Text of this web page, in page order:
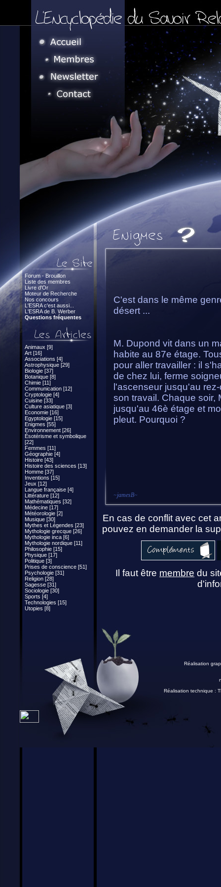
Forum - Brouillon
Liste des membres
Livre d'Or
Moteur de Recherche
Nos concours
L'ESRA c'est aussi...
L'ESRA de B. Werber
Questions fréquentes
Animaux [9]
Art [16]
Associations [4]
Astrophysique [29]
Biologie [37]
Botanique [8]
Chimie [11]
Communication [12]
Cryptologie [4]
Cuisine [33]
Culture asiatique [3]
Economie [16]
Egyptologie [15]
Enigmes [55]
Environnement [26]
Ésotérisme et symbolique
[22]
Femmes [11]
Géographie [4]
Histoire [43]
Histoire des sciences [13]
Homme [37]
Inventions [15]
Jeux [12]
Langue française [4]
Littérature [12]
Mathématiques [32]
Médecine [17]
Météorologie [2]
Musique [30]
Mythes et Légendes [23]
Mythologie grecque [26]
Mythologie inca [6]
Mythologie nordique [11]
Philosophie [15]
Physique [17]
Politique [3]
Prises de conscience [51]
Psychologie [31]
Religion [28]
Sagesse [31]
Sociologie [30]
Sports [4]
Technologies [15]
Utopies [8]
C'est dans le même
désert ...
M. Dupond vit dans un
habite au 87e étage.
pour aller travailler : il
de chez lui, ferme
l'ascenseur jusqu'au
son travail. Chaque soir,
jusqu'au 46è étage et
pleut. Pourquoi ?
~jamesB~
En cas de conflit avec cet
pouvez en demander la
Il faut être membre du
Réalisation
Réalisation technique :